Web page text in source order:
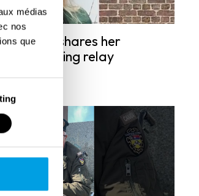
médias
nos
que
Kessel shares her
the walking relay